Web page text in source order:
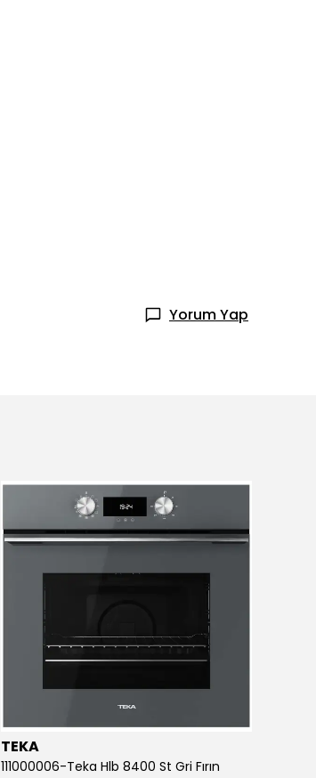
Yorum Yap
TEKA
111000006-Teka Hlb 8400 St Gri Fırın